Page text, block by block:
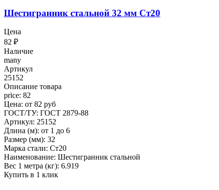
Шестигранник стальной 32 мм Ст20
Цена
82 ₽
Наличие
many
Артикул
25152
Описание товара
price: 82
Цена: от 82 руб
ГОСТ/ТУ: ГОСТ 2879-88
Артикул: 25152
Длина (м): от 1 до 6
Размер (мм): 32
Марка стали: Ст20
Наименование: Шестигранник стальной
Вес 1 метра (кг): 6.919
Купить в 1 клик